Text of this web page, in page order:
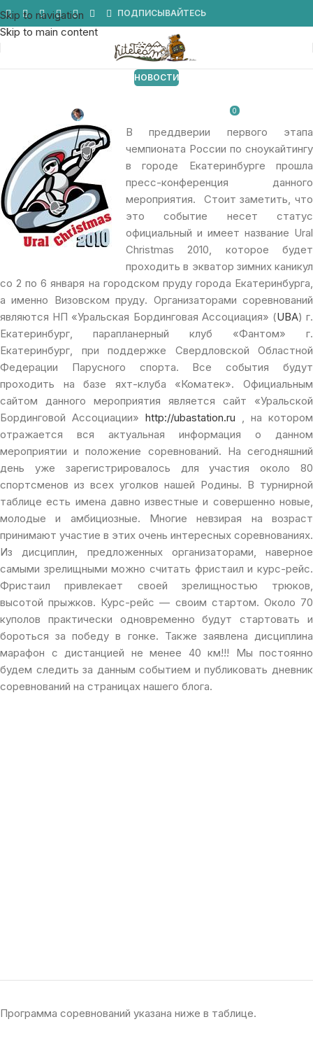
Skip to navigation
Skip to main content
ПОДПИСЫВАЙТЕСЬ
НОВОСТИ
0
В преддверии первого этапа
чемпионата России по сноукайтингу
в городе Екатеринбурге прошла
пресс-конференция данного
мероприятия. Стоит заметить, что
это событие несет статус
официальный и имеет название Ural
Christmas 2010, которое будет
проходить в экватор зимних каникул
со 2 по 6 января на городском пруду города Екатеринбурга,
а именно Визовском пруду. Организаторами соревнований
являются НП «Уральская Бординговая Ассоциация» (UBA) г.
Екатеринбург, парапланерный клуб «Фантом» г.
Екатеринбург, при поддержке Свердловской Областной
Федерации Парусного спорта. Все события будут
проходить на базе яхт-клуба «Коматек». Официальным
сайтом данного мероприятия является сайт «Уральской
Бординговой Ассоциации» http://ubastation.ru , на котором
отражается вся актуальная информация о данном
мероприятии и положение соревнований. На сегодняшний
день уже зарегистрировалось для участия около 80
спортсменов из всех уголков нашей Родины. В турнирной
таблице есть имена давно известные и совершенно новые,
молодые и амбициозные. Многие невзирая на возраст
принимают участие в этих очень интересных соревнованиях.
Из дисциплин, предложенных организаторами, наверное
самыми зрелищными можно считать фристаил и курс-рейс.
Фристаил привлекает своей зрелищностью трюков,
высотой прыжков. Курс-рейс — своим стартом. Около 70
куполов практически одновременно будут стартовать и
бороться за победу в гонке. Также заявлена дисциплина
марафон с дистанцией не менее 40 км!!! Мы постоянно
будем следить за данным событием и публиковать дневник
соревнований на страницах нашего блога.
Программа соревнований указана ниже в таблице.